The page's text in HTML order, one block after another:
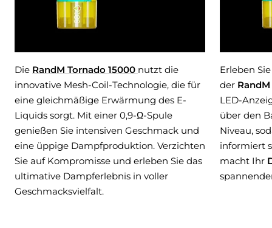
Die RandM Tornado 15000 nutzt die
innovative Mesh-Coil-Technologie, die für
eine gleichmäßige Erwärmung des E-
Liquids sorgt. Mit einer 0,9-Ω-Spule
genießen Sie intensiven Geschmack und
eine üppige Dampfproduktion. Verzichten
Sie auf Kompromisse und erleben Sie das
ultimative Dampferlebnis in voller
Geschmacksvielfalt.
Erleben
der
LED-
über den
Niveau,
informiert
macht Ihr